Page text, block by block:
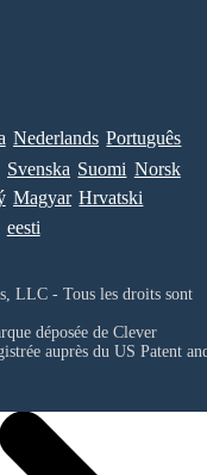
Nederlands Português
Svenska Suomi Norsk
Magyar Hrvatski
eesti
LLC - Tous les droits sont
déposée de Clever
auprès du US Patent